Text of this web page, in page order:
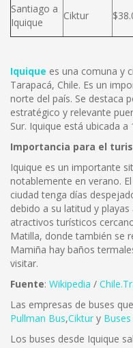
Santiago a
Iquique
Ciktur
Iquique es una comuna y
Tarapacá, Chile. Es un
norte del país. Se destaca
estratégico y relevante
Sur. Iquique está ubicada
Importancia para el
Iquique es un importante
notablemente en verano.
ciudad tenga días
debido a su latitud y
atractivos turísticos
Matilla, donde también se
Mamiña hay baños
visitar.
Fuente: Wikipedia /
Las empresas de buses
Pullman Bus,Ciktur y
Los buses desde Iquique